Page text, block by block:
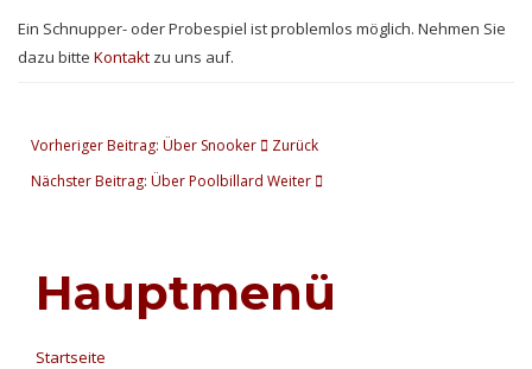
Ein Schnupper- oder Probespiel ist problemlos möglich. Nehmen Sie
dazu bitte Kontakt zu uns auf.
Vorheriger Beitrag: Über Snooker
Zurück
Nächster Beitrag: Über Poolbillard Weiter
Hauptmenü
Startseite